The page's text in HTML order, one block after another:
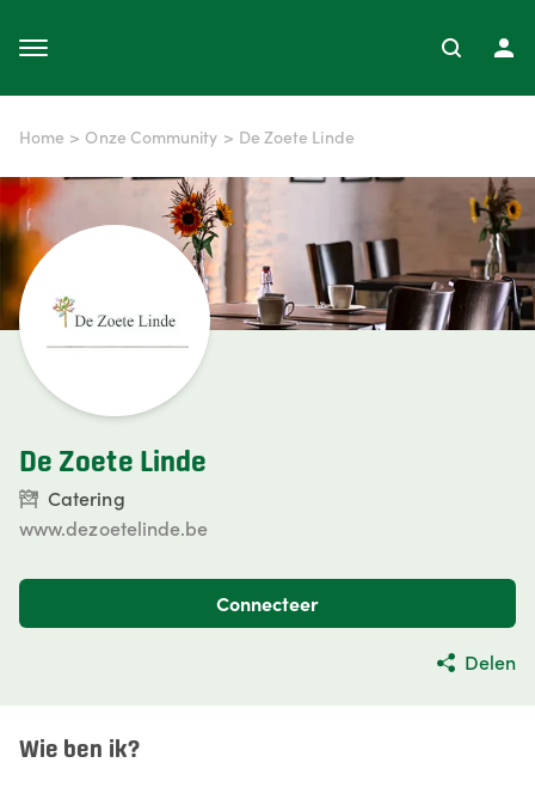
Home > Onze Community > De Zoete Linde
De Zoete Linde
Catering
www.dezoetelinde.be
Connecteer
Delen
Wie ben ik?